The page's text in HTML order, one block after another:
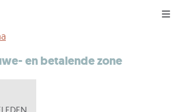
en betalende zone